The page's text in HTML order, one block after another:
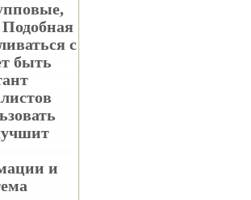
с
быть
и